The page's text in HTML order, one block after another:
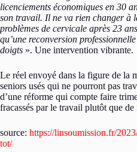
licenciements économiques en 30
son travail. Il ne va rien changer à
problèmes de cervicale après 23
qu’une reconversion
doigts ». Une intervention vibrante.
Le réel envoyé dans la figure de la
seniors usés qui ne pourront pas
d’une réforme qui compte faire
fracassés par le travail plutôt que
source: https://linsoumission.fr/
tot/